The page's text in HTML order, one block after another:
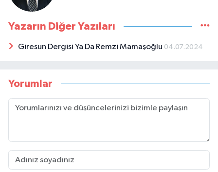
Yazarın Diğer Yazıları
Giresun Dergisi Ya Da Remzi Mamaşoğlu 04.07.2024
Yorumlar